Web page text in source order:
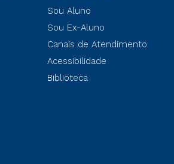
Sou Aluno
Sou Ex-Aluno
Canais de Atendimento
Acessibilidade
Biblioteca